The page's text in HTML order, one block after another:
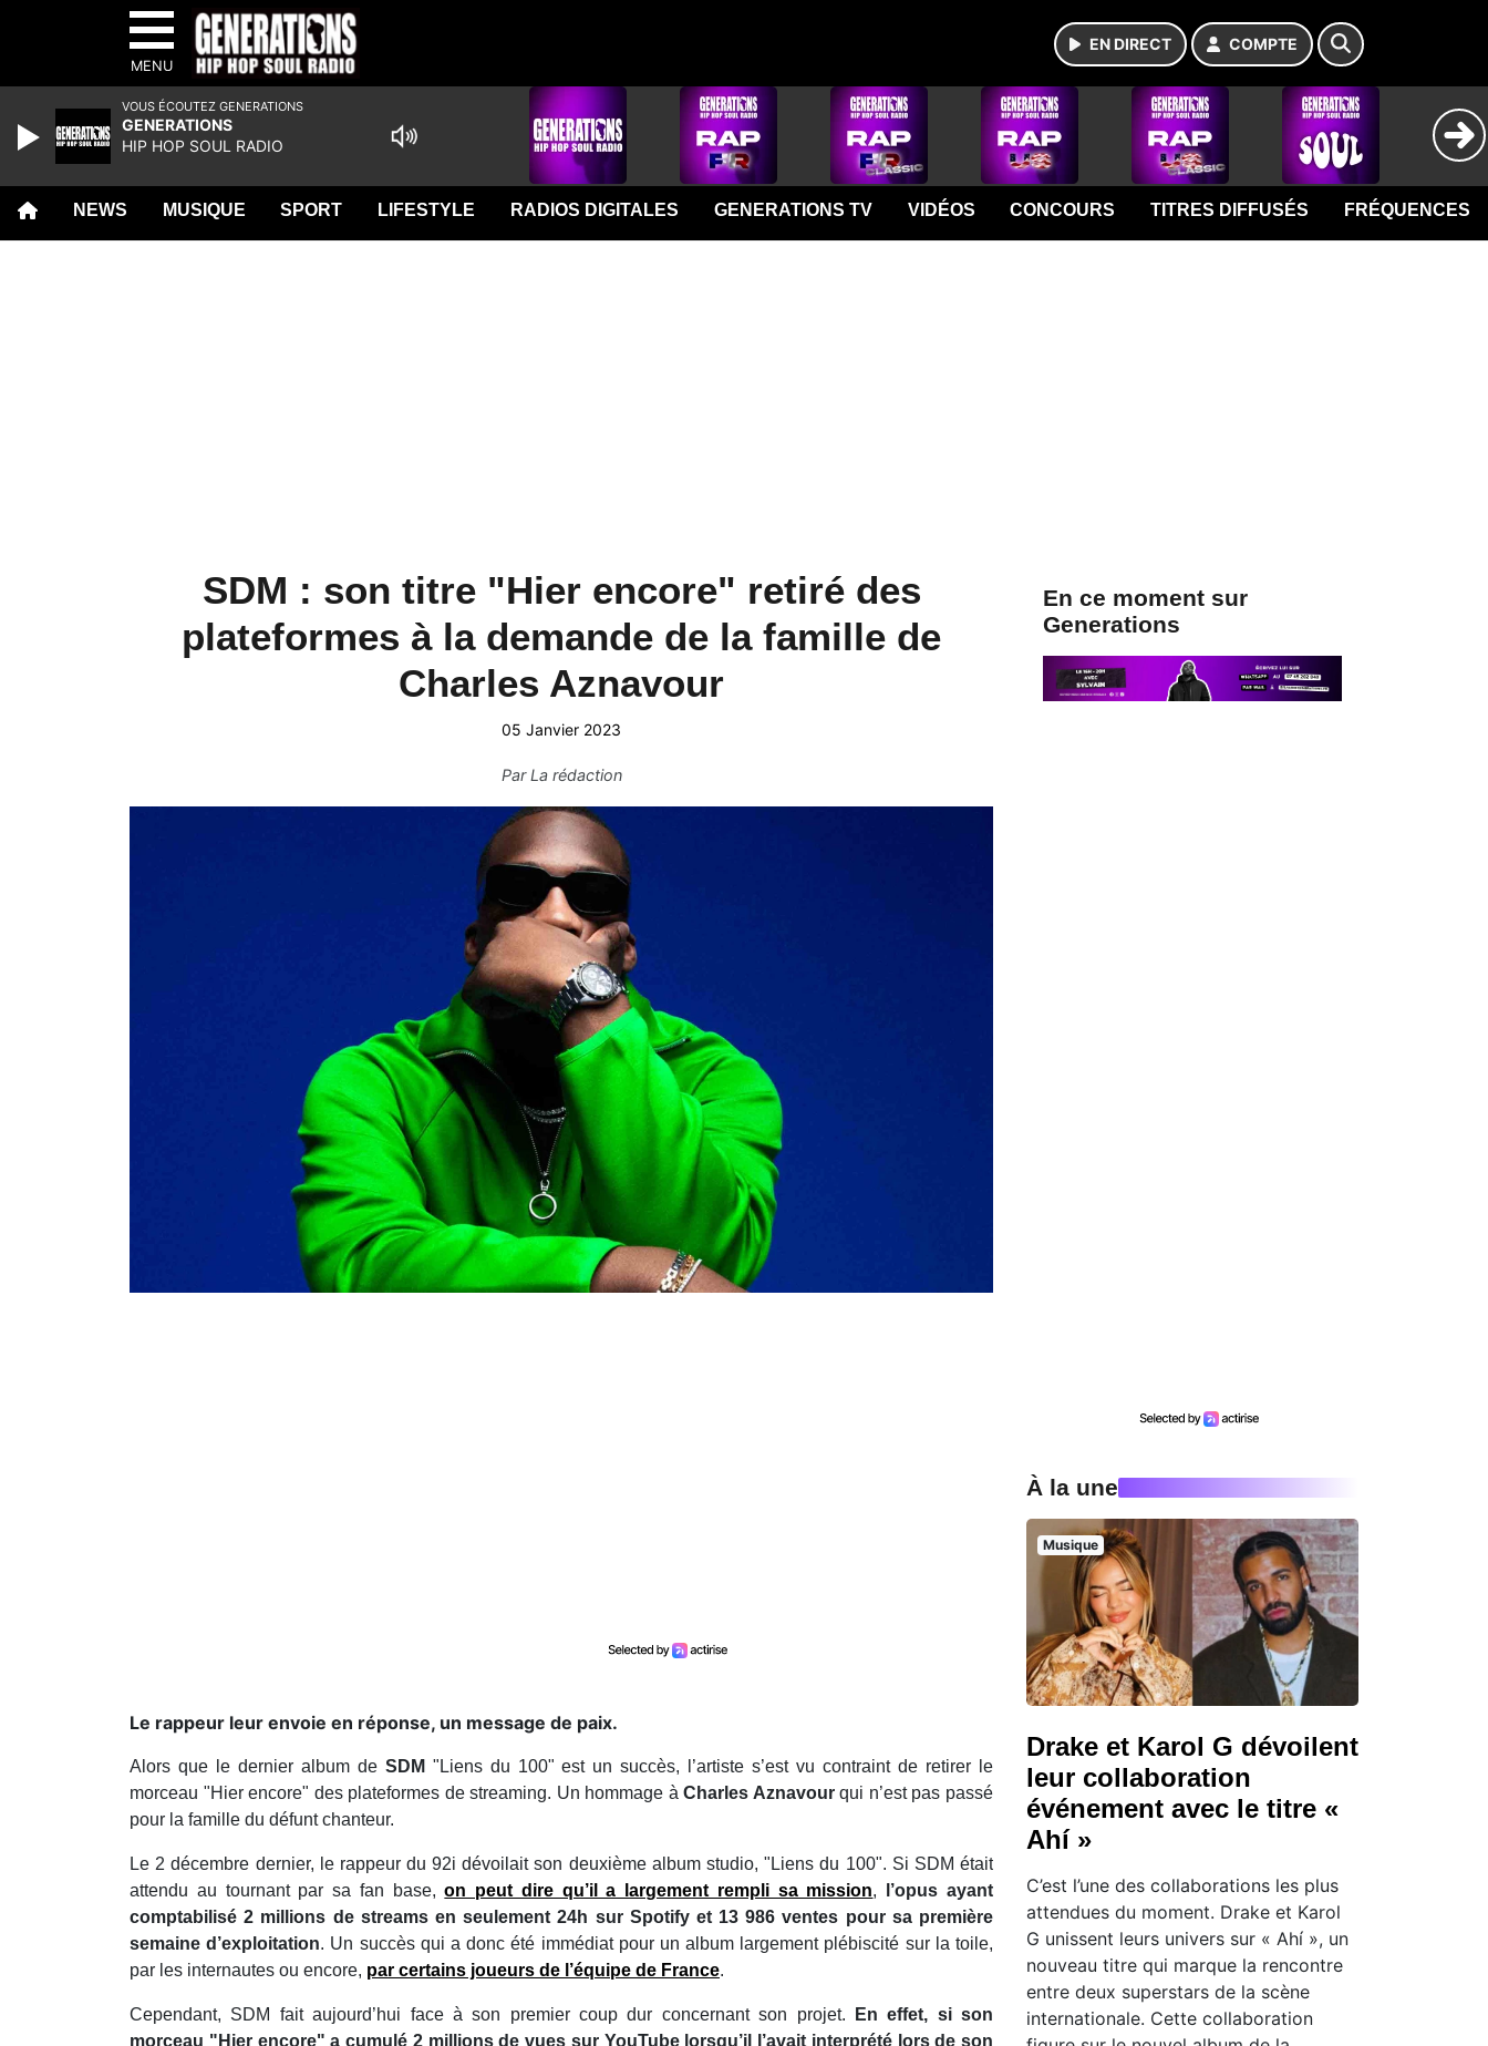
MENU
EN DIRECT COMPTE
NEWS MUSIQUE SPORT LIFESTYLE RADIOS DIGITALES GENERATIONS TV VIDÉOS CONCOURS TITRES DIFFUSÉS FRÉQUENCES
SDM : son titre "Hier encore" retiré des
plateformes à la demande de la famille de
Charles Aznavour
05 Janvier 2023
ParLa rédaction
Le rappeur leur envoie en réponse, un message de paix.
Alors que le dernier album de SDM "Liens du 100" est un succès, l’artiste s’est vu contraint de retirer le
morceau "Hier encore" des plateformes de streaming. Un hommage àCharles Aznavourqui n’est pas passé
pour la famille du défunt chanteur.
Le 2 décembre dernier, le rappeur du 92i dévoilait son deuxième album studio, "Liens du 100". Si SDM était
attendu au tournant par sa fan base,on peut dire qu’il a largement rempli sa mission,
l’opus ayant
comptabilisé 2 millions de streams en seulement 24h sur Spotify et 13 986 ventes pour sa première
semaine d’exploitation. Un succès qui a donc été immédiat pour un album largement plébiscité sur la toile,
par les internautes ou encore, par certains joueurs de l’équipe de France.
Cependant, SDM fait aujourd’hui face à son premier coup dur concernant son projet.
En effet, si son
morceau "Hier encore" a cumulé 2 millions de vues sur YouTube lorsqu’il l’avait interprété lors de son
En ce moment sur
Generations
À la une
Musique
Drake et Karol G dévoilent
leur collaboration
événement avec le titre «
Ahí »
C’est l’une des collaborations les plus
attendues du moment. Drake et Karol
G unissent leurs univers sur « Ahí », un
nouveau titre qui marque la rencontre
entre deux superstars de la scène
internationale. Cette collaboration
VOUS ÉCOUTEZ GENERATIONS
GENERATIONS
HIP HOP SOUL RADIO